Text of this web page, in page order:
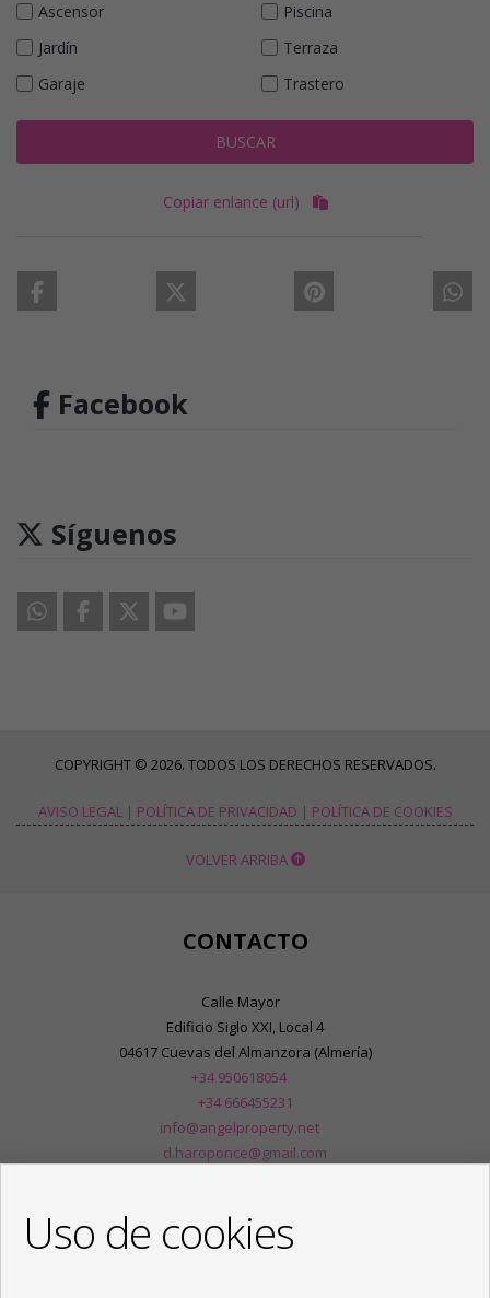
Ascensor
Piscina
Jardín
Terraza
Garaje
Trastero
BUSCAR
Copiar enlance (url)
Facebook
Síguenos
COPYRIGHT © 2026. TODOS LOS DERECHOS RESERVADOS.
AVISO LEGAL| POLÍTICA DE PRIVACIDAD | POLÍTICA DE COOKIES
VOLVER ARRIBA
CONTACTO
Calle Mayor
Edificio Siglo XXI, Local 4
04617 Cuevas del Almanzora (Almería)
+34 950618054
+34 666455231
info@angelproperty.net
d.haroponce@gmail.com
Uso de cookies